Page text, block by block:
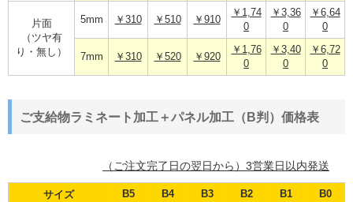
片面
（ツヤ有
り・無し）
5mm ￥310 ￥510 ￥910
￥1,74
0
￥3,36
0
￥6,64
0
7mm ￥310 ￥520 ￥920
￥1,76
0
￥3,40
0
￥6,72
0
ご支給物ラミネート加工＋パネル加工（B判）価格表
（ご注文完了日の翌日から）3営業日以内発送
サイズ
B5
B4
B3
B2
B1
B0